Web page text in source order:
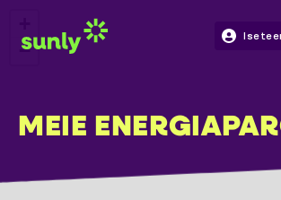
MEIE
−